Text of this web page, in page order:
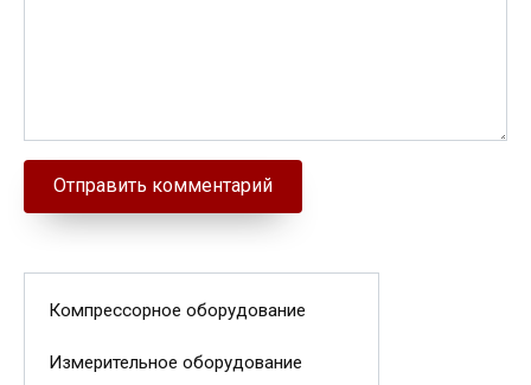
Компрессорное оборудование
Измерительное оборудование